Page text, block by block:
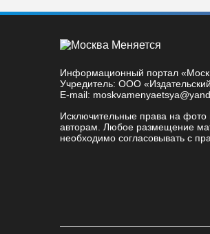
Информационный портал
Учредитель: ООО
E-mail:
Исключительные права на
авторам. Любое размещение
необходимо согласовывать с